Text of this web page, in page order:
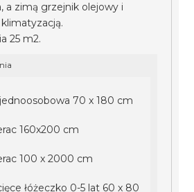
a zimą grzejnik olejowy i
25 m2.
70 x 180 cm
160x200 cm
100 x 2000 cm
łóżeczko 0-5 lat 60 x 80